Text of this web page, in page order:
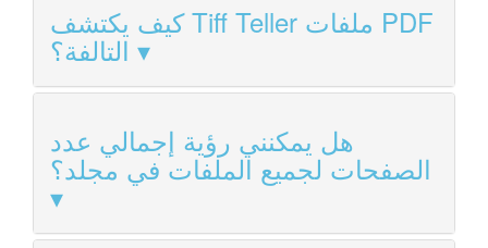
كيف يكتشف Tiff Teller ملفات PDF
التالفة؟
هل يمكنني رؤية إجمالي عدد
الصفحات لجميع الملفات في مجلد؟